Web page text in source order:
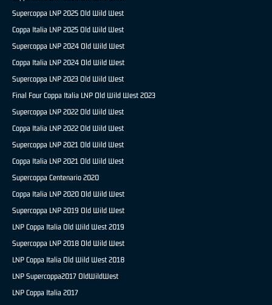
Supercoppa LNP 2025 Old Wild West
Coppa Italia LNP 2025 Old Wild West
Supercoppa LNP 2024 Old Wild West
Coppa Italia LNP 2024 Old Wild West
Supercoppa LNP 2023 Old Wild West
Final Four Coppa Italia LNP Old Wild West 2023
Supercoppa LNP 2022 Old Wild West
Coppa Italia LNP 2022 Old Wild West
Supercoppa LNP 2021 Old Wild West
Coppa Italia LNP 2021 Old Wild West
Supercoppa Centenario 2020
Coppa Italia LNP 2020 Old Wild West
Supercoppa LNP 2019 Old Wild West
LNP Coppa Italia Old Wild West 2019
Supercoppa LNP 2018 Old Wild West
LNP Coppa Italia Old Wild West 2018
LNP Supercoppa2017 OldWildWest
LNP Coppa Italia 2017